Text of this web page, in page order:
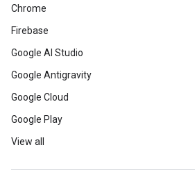
Chrome
Firebase
Google AI Studio
Google Antigravity
Google Cloud
Google Play
View all